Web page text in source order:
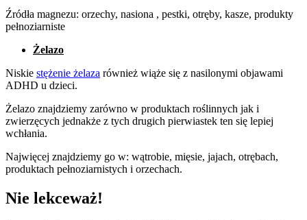
Źródła magnezu: orzechy, nasiona , pestki, otręby, kasze, produkty
pełnoziarniste
Żelazo
Niskie stężenie żelaza również wiąże się z nasilonymi objawami
ADHD u dzieci.
Żelazo znajdziemy zarówno w produktach roślinnych jak i
zwierzęcych jednakże z tych drugich pierwiastek ten się lepiej
wchłania.
Najwięcej znajdziemy go w: wątrobie, mięsie, jajach, otrębach,
produktach pełnoziarnistych i orzechach.
Nie lekceważ!